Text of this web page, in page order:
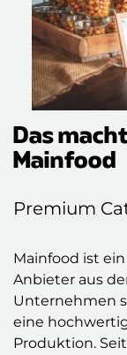
Das
Mainfood
Premium
Mainfood ist
Anbieter aus
Unternehmen
eine
Produktion.